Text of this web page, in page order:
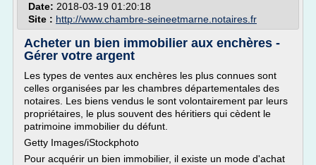
Date: 2018-03-19 01:20:18
Site : http://www.chambre-seineetmarne.notaires.fr
Acheter un bien immobilier aux enchères -
Gérer votre argent
Les types de ventes aux enchères les plus connues sont
celles organisées par les chambres départementales des
notaires. Les biens vendus le sont volontairement par leurs
propriétaires, le plus souvent des héritiers qui cèdent le
patrimoine immobilier du défunt.
Getty Images/iStockphoto
Pour acquérir un bien immobilier, il existe un mode d'achat